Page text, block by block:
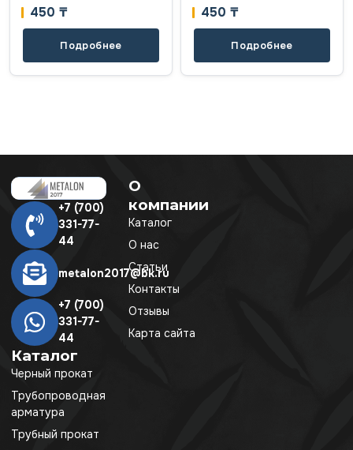
450 ₸
Подробнее
450 ₸
Подробнее
+7 (700)
331-77-
44
metalon2017@bk.ru
+7 (700)
331-77-
44
Каталог
Черный прокат
Трубопроводная
арматура
Трубный прокат
О
компании
Каталог
О нас
Статьи
Контакты
Отзывы
Карта сайта